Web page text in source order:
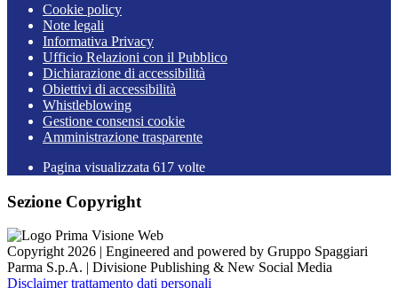
Cookie policy
Note legali
Informativa Privacy
Ufficio Relazioni con il Pubblico
Dichiarazione di accessibilità
Obiettivi di accessibilità
Whistleblowing
Gestione consensi cookie
Amministrazione trasparente
Pagina visualizzata 617 volte
Sezione Copyright
Copyright 2026 | Engineered and powered by Gruppo Spaggiari
Parma S.p.A. | Divisione Publishing & New Social Media
Disclaimer trattamento dati personali